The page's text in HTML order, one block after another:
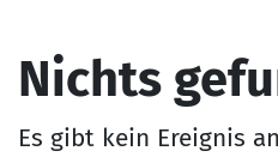
Nichts
Es gibt kein Ereignis